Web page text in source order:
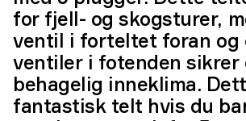
for fjell- og skogsturer,
ventil i forteltet foran og
ventiler i fotenden sikrer
behagelig inneklima.
fantastisk telt hvis du